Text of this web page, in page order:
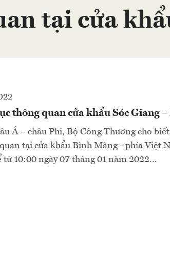
tại cửa
thông quan cửa khẩu Sóc Giang
Á – châu Phi, Bộ Công Thương cho
tại cửa khẩu Bình Mãng - phía Việt
từ 10:00 ngày 07 tháng 01 năm 2022...